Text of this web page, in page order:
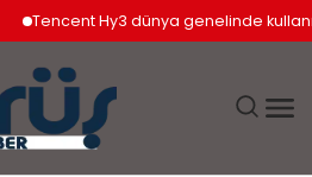
Tencent Hy3 dünya genelinde